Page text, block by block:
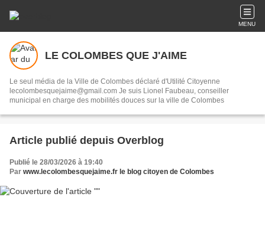
MENU
LE COLOMBES QUE J'AIME
Le seul média de la Ville de Colombes déclaré d'Utilité Citoyenne
lecolombesquejaime@gmail.com Je suis Lionel Faubeau, conseiller
municipal en charge des mobilités douces sur la ville de Colombes
Article publié depuis Overblog
Publié le 28/03/2026 à 19:40
Par www.lecolombesquejaime.fr le blog citoyen de Colombes